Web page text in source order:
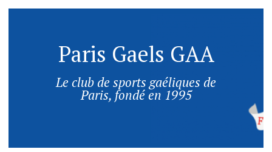
Paris Gaels GAA
Le club de sports gaéliques de
Paris, fondé en 1995